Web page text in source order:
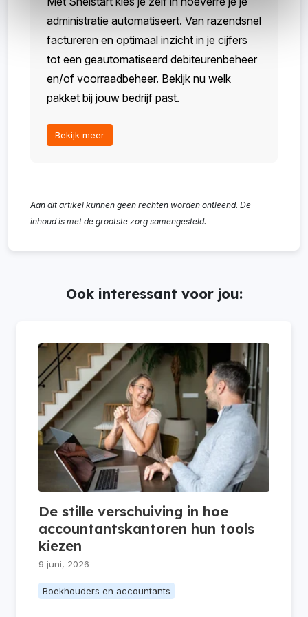
administratie automatiseert. Van razendsnel
factureren en optimaal inzicht in je cijfers
tot een geautomatiseerd debiteurenbeheer
en/of voorraadbeheer. Bekijk nu welk
pakket bij jouw bedrijf past.
Bekijk meer
Aan dit artikel kunnen geen rechten worden ontleend. De
inhoud is met de grootste zorg samengesteld.
Ook interessant voor jou:
De stille verschuiving in hoe
accountantskantoren hun tools
kiezen
9 juni, 2026
Boekhouders en accountants